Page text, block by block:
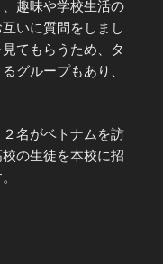
趣味や学校生活の
いに質問をしまし
てもらうため、タ
グループもあり、
名がベトナムを訪
の生徒を本校に招